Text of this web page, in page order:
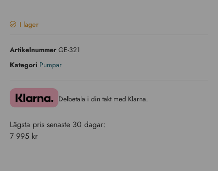
I lager
Artikelnummer GE-321
Kategori Pumpar
Delbetala i din takt med Klarna.
Lägsta pris senaste 30 dagar:
7 995 kr